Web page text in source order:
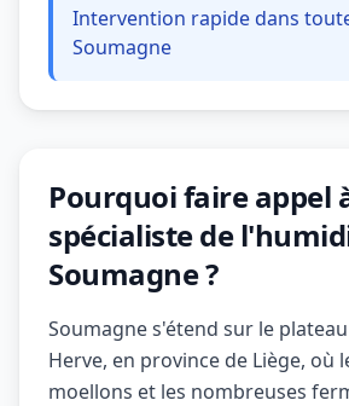
Intervention rapide dans
Soumagne
Pourquoi faire appel
spécialiste de
Soumagne ?
Soumagne s'étend sur le
Herve, en province de Liège, où
moellons et les nombreuses